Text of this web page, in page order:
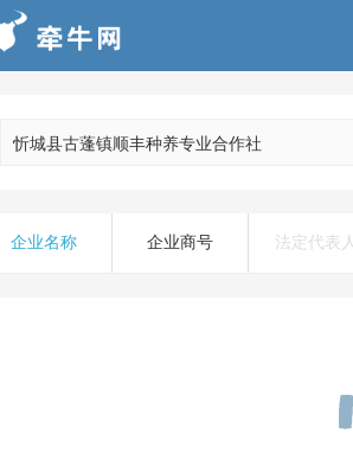
企业名称 企业商号 法定代表